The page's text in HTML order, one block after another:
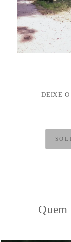
DEIXE